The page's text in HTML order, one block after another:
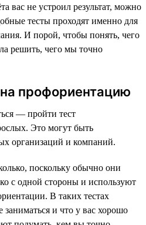
вас не устроил результат, можно
тесты проходят именно для
И порой, чтобы понять, чего
решить, чего мы точно
профориентацию
— пройти тест
Это могут быть
организаций и компаний.
поскольку обычно они
с одной стороны и используют
В таких тестах
и что у вас хорошо